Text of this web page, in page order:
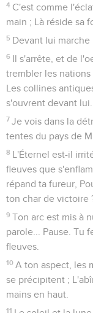
4 C'est comme
main ; Là réside sa
5 Devant lui marche
6 Il s'arrête, et de
trembler les nations
Les collines
s'ouvrent devant lui.
7 Je vois dans la
tentes du pays de
8 L'Éternel est-il
fleuves que
répand ta fureur,
ton char de victoire
9 Ton arc est mis à
parole... Pause. Tu
fleuves.
10 A ton aspect, les
se précipitent ;
mains en haut.
11